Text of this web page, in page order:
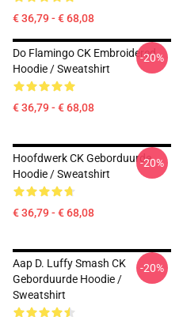
€ 36,79 - € 68,08
Do Flamingo CK Embroidered
Hoodie / Sweatshirt
€ 36,79 - € 68,08
-20%
Hoofdwerk CK Geborduurde
Hoodie / Sweatshirt
€ 36,79 - € 68,08
-20%
Aap D. Luffy Smash CK
Geborduurde Hoodie /
Sweatshirt
-20%